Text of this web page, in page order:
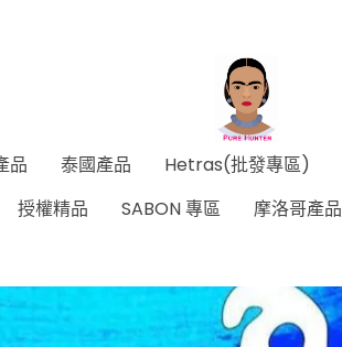
品 泰國產品 Hetras(批發專區)
授權精品
SABON 專區 摩洛哥產品